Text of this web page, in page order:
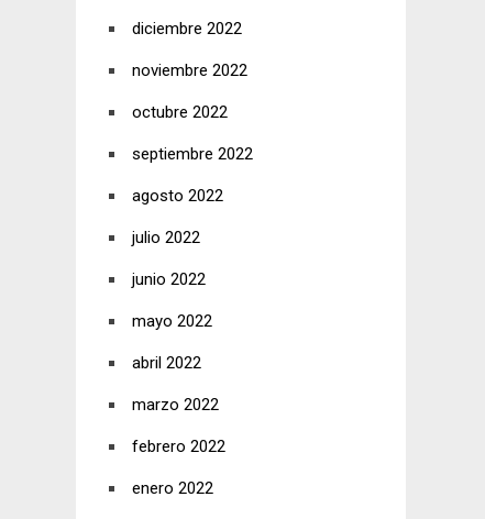
diciembre 2022
noviembre 2022
octubre 2022
septiembre 2022
agosto 2022
julio 2022
junio 2022
mayo 2022
abril 2022
marzo 2022
febrero 2022
enero 2022